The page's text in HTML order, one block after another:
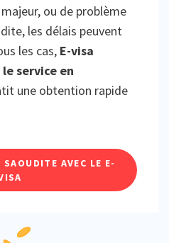
ou de problème
les délais peuvent
les cas, E-visa
service en
une obtention rapide
AVEC LE E-